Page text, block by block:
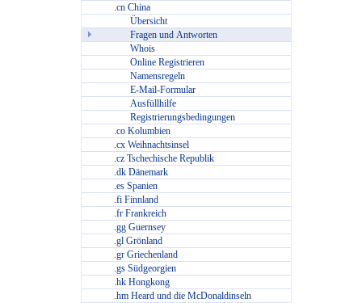
.cn China
Übersicht
Fragen und Antworten
Whois
Online Registrieren
Namensregeln
E-Mail-Formular
Ausfüllhilfe
Registrierungsbedingungen
.co Kolumbien
.cx Weihnachtsinsel
.cz Tschechische Republik
.dk Dänemark
.es Spanien
.fi Finnland
.fr Frankreich
.gg Guernsey
.gl Grönland
.gr Griechenland
.gs Südgeorgien
.hk Hongkong
.hm Heard und die McDonaldinseln